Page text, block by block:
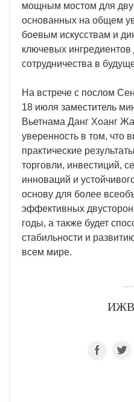
мощным мостом для
основанных на общем
боевым искусствам и
ключевых ингредиентов
сотрудничества в
На встрече с послом
18 июля заместитель
Вьетнама Данг Хоанг
уверенность в том, что
практические
торговли, инвестиций,
инноваций и
основу для более
эффективных
годы, а также будет
стабильности и
всем мире.